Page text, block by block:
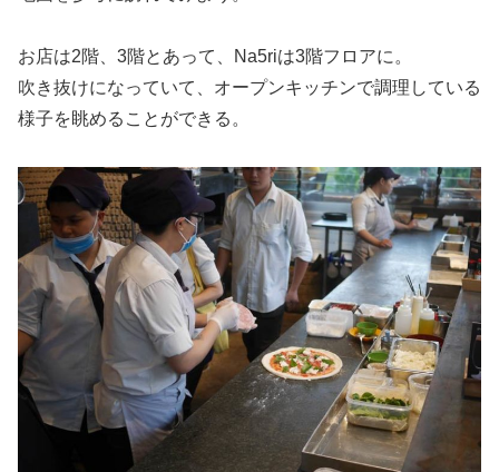
お店は2階、3階とあって、Na5riは3階フロアに。
吹き抜けになっていて、オープンキッチンで調理している
様子を眺めることができる。